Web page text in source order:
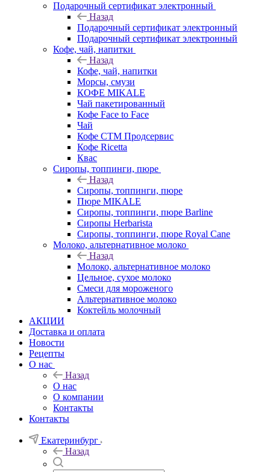
Подарочный сертификат электронный
Назад
Подарочный сертификат электронный
Подарочный сертификат электронный
Кофе, чай, напитки
Назад
Кофе, чай, напитки
Морсы, смузи
КОФЕ MIKALE
Чай пакетированный
Кофе Face to Face
Чай
Кофе СТМ Продсервис
Кофе Ricetta
Квас
Сиропы, топпинги, пюре
Назад
Сиропы, топпинги, пюре
Пюре MIKALE
Сиропы, топпинги, пюре Barline
Сиропы Herbarista
Сиропы, топпинги, пюре Royal Cane
Молоко, альтернативное молоко
Назад
Молоко, альтернативное молоко
Цельное, сухое молоко
Смеси для мороженого
Альтернативное молоко
Коктейль молочный
АКЦИИ
Доставка и оплата
Новости
Рецепты
О нас
Назад
О нас
О компании
Контакты
Контакты
Екатеринбург
Назад